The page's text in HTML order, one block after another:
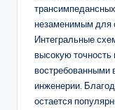
незаменимым для
Интегральные
высокую точность
востребованными
инженерии.
остается